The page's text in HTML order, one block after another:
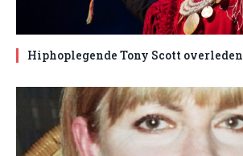
Hiphoplegende Tony Scott overleden